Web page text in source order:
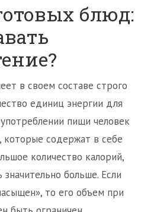
блюд:
в своем составе строго
единиц энергии для
пищи человек
содержат в себе
количество калорий,
больше. Если
то его объем при